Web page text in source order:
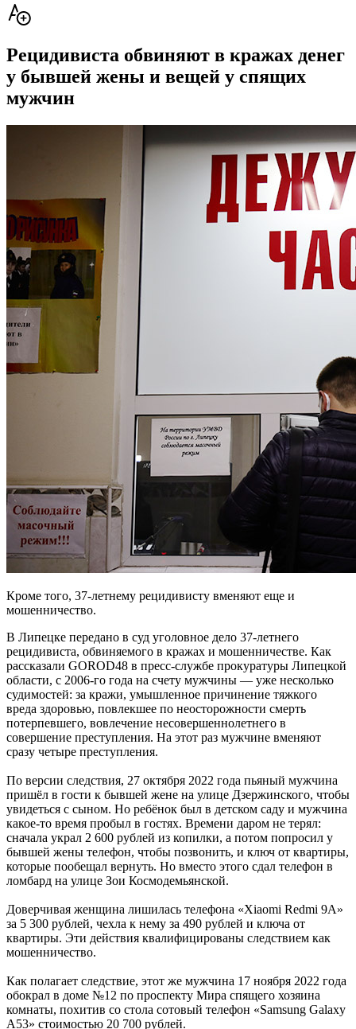
Рецидивиста обвиняют в кражах денег
у бывшей жены и вещей у спящих
мужчин
Кроме того, 37-летнему рецидивисту вменяют еще и
мошенничество.
В Липецке передано в суд уголовное дело 37-летнего
рецидивиста, обвиняемого в кражах и мошенничестве. Как
рассказали GOROD48 в пресс-службе прокуратуры Липецкой
области, c 2006-го года на счету мужчины — уже несколько
судимостей: за кражи, умышленное причинение тяжкого
вреда здоровью, повлекшее по неосторожности смерть
потерпевшего, вовлечение несовершеннолетнего в
совершение преступления. На этот раз мужчине вменяют
сразу четыре преступления.
По версии следствия, 27 октября 2022 года пьяный мужчина
пришёл в гости к бывшей жене на улице Дзержинского, чтобы
увидеться с сыном. Но ребёнок был в детском саду и мужчина
какое-то время пробыл в гостях. Времени даром не терял:
сначала украл 2 600 рублей из копилки, а потом попросил у
бывшей жены телефон, чтобы позвонить, и ключ от квартиры,
которые пообещал вернуть. Но вместо этого сдал телефон в
ломбард на улице Зои Космодемьянской.
Доверчивая женщина лишилась телефона «Xiaomi Redmi 9A»
за 5 300 рублей, чехла к нему за 490 рублей и ключа от
квартиры. Эти действия квалифицированы следствием как
мошенничество.
Как полагает следствие, этот же мужчина 17 ноября 2022 года
обокрал в доме №12 по проспекту Мира спящего хозяина
комнаты, похитив со стола сотовый телефон «Samsung Galaxy
A53» стоимостью 20 700 рублей.